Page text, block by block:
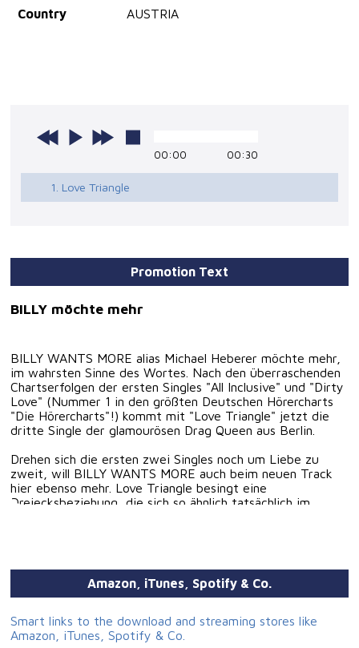
Country
AUSTRIA
00:00 00:30
1. Love Triangle
Promotion Text
BILLY möchte mehr
BILLY WANTS MORE alias Michael Heberer möchte mehr,
im wahrsten Sinne des Wortes. Nach den überraschenden
Chartserfolgen der ersten Singles "All Inclusive" und "Dirty
Love" (Nummer 1 in den größten Deutschen Hörercharts
"Die Hörercharts"!) kommt mit "Love Triangle" jetzt die
dritte Single der glamourösen Drag Queen aus Berlin.
Drehen sich die ersten zwei Singles noch um Liebe zu
zweit, will BILLY WANTS MORE auch beim neuen Track
hier ebenso mehr. Love Triangle besingt eine
Dreiecksbeziehung, die sich so ähnlich tatsächlich im
BILLY WANTS MORE ist eine Kunstfigur, die eben von
Michael Heberer verkörpert wird, der eigentlich in den
bekannt ist. Die neu geschaffene Kunstfigur orientiert
sich bewusst an Künstlern der 90 er Jahre, ohne aber eine
Amazon, iTunes, Spotify & Co.
Smart links to the download and streaming stores like
Amazon, iTunes, Spotify & Co.